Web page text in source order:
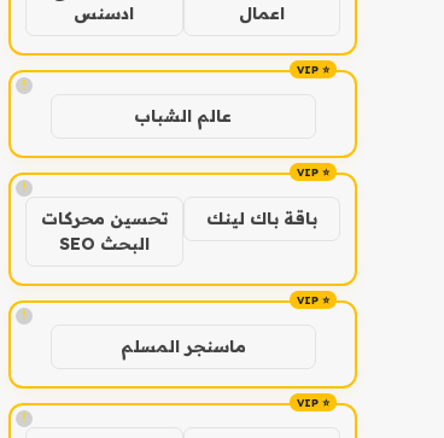
اعمال
ادسنس
!
عالم الشباب
!
باقة باك لينك
تحسين محركات
البحث SEO
!
ماسنجر المسلم
!